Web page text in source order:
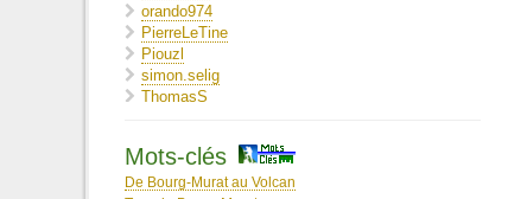
orando974
PierreLeTine
Piouzl
simon.selig
ThomasS
Mots-clés
De Bourg-Murat au Volcan